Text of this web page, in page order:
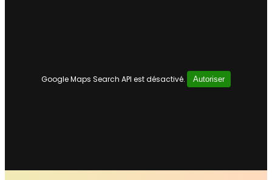
Google Maps Search API est désactivé. Autoriser